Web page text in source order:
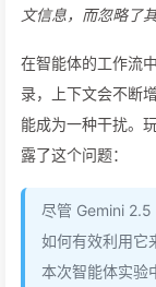
文信息，而忽略了
在智能体的工作流
录，上下文会不断
能成为一种干扰。
露了这个问题：
尽管 Gemini
如何有效利用它
本次智能体实验